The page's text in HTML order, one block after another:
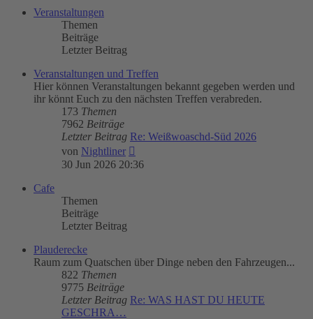
Veranstaltungen
Themen
Beiträge
Letzter Beitrag
Veranstaltungen und Treffen
Hier können Veranstaltungen bekannt gegeben werden und
ihr könnt Euch zu den nächsten Treffen verabreden.
173 Themen
7962 Beiträge
Letzter Beitrag Re: Weißwoaschd-Süd 2026
von Nightliner
Beitrag
30 Jun 2026 20:36
Cafe
Themen
Beiträge
Letzter Beitrag
Plauderecke
Raum zum Quatschen über Dinge neben den Fahrzeugen...
822 Themen
9775 Beiträge
Letzter Beitrag Re: WAS HAST DU HEUTE
GESCHRA…